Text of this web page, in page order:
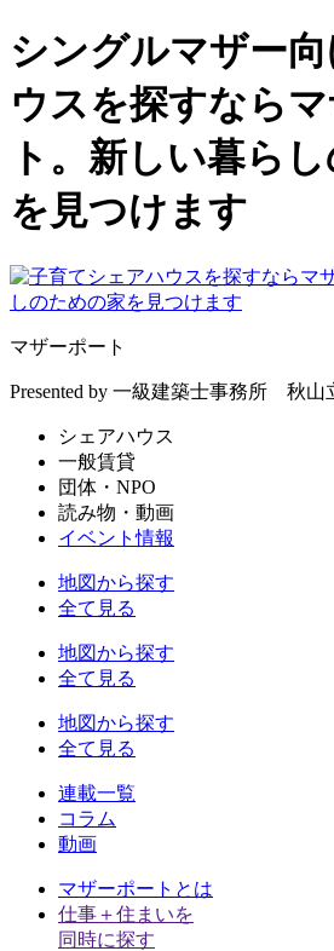
シングルマザー
ウスを探すなら
ト。新しい暮ら
を見つけます
マザーポート
Presented by 一級建築士事務所 秋山
シェアハウス
一般賃貸
団体・NPO
読み物・動画
イベント情報
地図から探す
全て見る
地図から探す
全て見る
地図から探す
全て見る
連載一覧
コラム
動画
マザーポートとは
仕事＋住まいを
同時に探す